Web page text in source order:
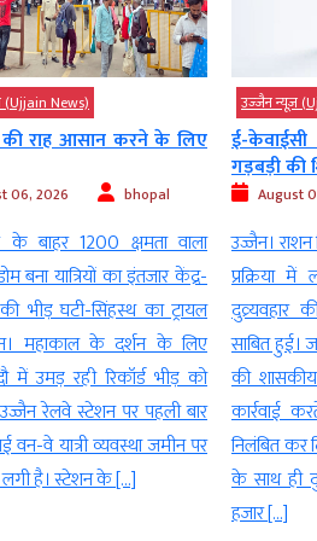
(Ujjain News)
और राशन वितरण में
06, 2026 bhopal
वितरण में गड़बड़ी, ई-केवाईसी
लापरवाही और हितग्राहियों से
की शिकायत आखिरकार सही
जांच के बाद प्रशासन ने रामवासा
उचित मूल्य दुकान पर बड़ी
करते हुए उसे तत्काल प्रभाव से
दिया। मामले में उपरोक्त करवाई
संचालक विक्रेता की 5
उज्‍जैन न्यूज़
ट्रेन के
को...
August
उज्जैन। ट्रेन
को भी पूरा
इस संबंध में
आपने कभी
कैंसिलेशन)
शायद एक
करने की